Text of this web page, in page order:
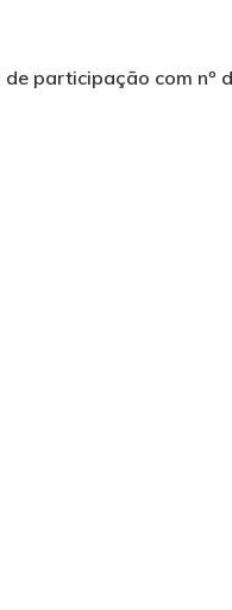
participação com nº